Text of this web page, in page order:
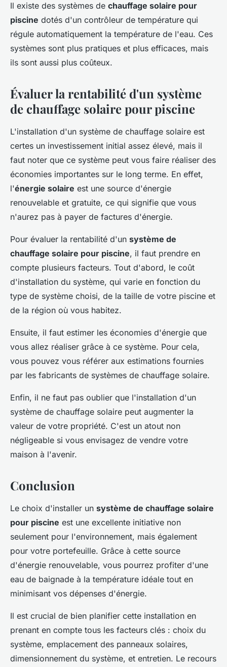
Il existe des systèmes de chauffage solaire pour
piscine dotés d'un contrôleur de température qui
régule automatiquement la température de l'eau. Ces
systèmes sont plus pratiques et plus efficaces, mais
ils sont aussi plus coûteux.
Évaluer la rentabilité d'un système
de chauffage solaire pour piscine
L'installation d'un système de chauffage solaire est
certes un investissement initial assez élevé, mais il
faut noter que ce système peut vous faire réaliser des
économies importantes sur le long terme. En effet,
l'énergie solaire est une source d'énergie
renouvelable et gratuite, ce qui signifie que vous
n'aurez pas à payer de factures d'énergie.
Pour évaluer la rentabilité d'un système de
chauffage solaire pour piscine, il faut prendre en
compte plusieurs facteurs. Tout d'abord, le coût
d'installation du système, qui varie en fonction du
type de système choisi, de la taille de votre piscine et
de la région où vous habitez.
Ensuite, il faut estimer les économies d'énergie que
vous allez réaliser grâce à ce système. Pour cela,
vous pouvez vous référer aux estimations fournies
par les fabricants de systèmes de chauffage solaire.
Enfin, il ne faut pas oublier que l'installation d'un
système de chauffage solaire peut augmenter la
valeur de votre propriété. C'est un atout non
négligeable si vous envisagez de vendre votre
maison à l'avenir.
Conclusion
Le choix d'installer un système de chauffage solaire
pour piscine est une excellente initiative non
seulement pour l'environnement, mais également
pour votre portefeuille. Grâce à cette source
d'énergie renouvelable, vous pourrez profiter d'une
eau de baignade à la température idéale tout en
minimisant vos dépenses d'énergie.
Il est crucial de bien planifier cette installation en
prenant en compte tous les facteurs clés : choix du
système, emplacement des panneaux solaires,
dimensionnement du système, et entretien. Le recours